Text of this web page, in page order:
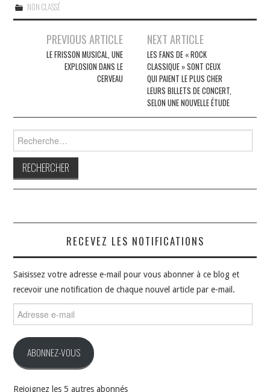
NON CLASSÉ
NavigationPREVIOUS ARTICLE
LE FRISSON MUSICAL, UNE
EXPLOSION DANS LE
CERVEAU
NEXT ARTICLE
LES FANS DE « ROCK
CLASSIQUE » SONT CEUX
QUI PAIENT LE PLUS CHER
LEURS BILLETS DE CONCERT,
SELON UNE NOUVELLE ÉTUDE
RECEVEZ LES NOTIFICATIONS
Saisissez votre adresse e-mail pour vous abonner à ce blog et
recevoir une notification de chaque nouvel article par e-mail.
e-
ABONNEZ-VOUS
Rejoignez les 5 autres abonnés